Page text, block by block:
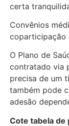
certa
Convênios
coparticipação
O Plano de
contratado via
precisa de um
também pode
adesão
Cote tabela de